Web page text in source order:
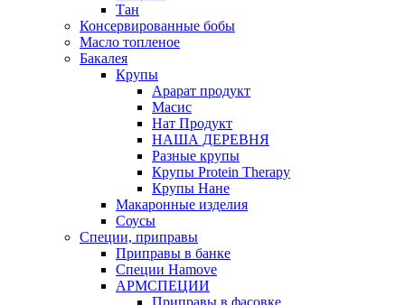
Тан
Консервированные бобы
Масло топленое
Бакалея
Крупы
Арарат продукт
Масис
Нат Продукт
НАША ДЕРЕВНЯ
Разные крупы
Крупы Protein Therapy
Крупы Нане
Макаронные изделия
Соусы
Специи, приправы
Приправы в банке
Специи Hamove
АРМСПЕЦИИ
Приправы в фасовке